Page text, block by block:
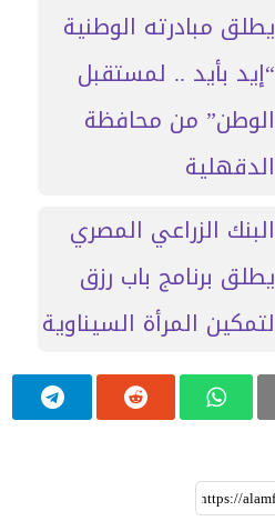
يطلق مبادرته الوطنية
“إيد بأيد .. لمستقبل
الوطن” من محافظة
الدقهلية
البنك الزراعي المصري
يطلق برنامج باب رزق
لتمكين المرأة السيناوية